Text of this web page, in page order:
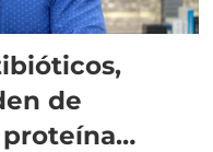
de